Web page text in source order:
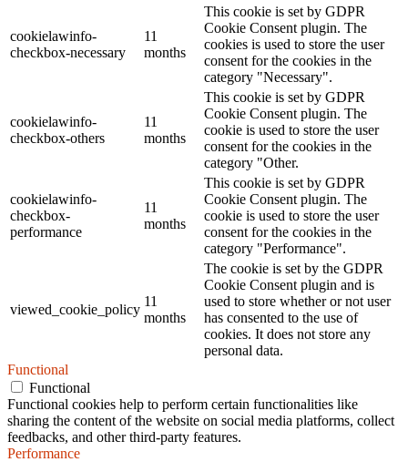
cookielawinfo-
checkbox-necessary
11
months
This cookie is set by GDPR
Cookie Consent plugin. The
cookies is used to store the user
consent for the cookies in the
category "Necessary".
cookielawinfo-
checkbox-others
11
months
This cookie is set by GDPR
Cookie Consent plugin. The
cookie is used to store the user
consent for the cookies in the
category "Other.
cookielawinfo-
checkbox-
performance
11
months
This cookie is set by GDPR
Cookie Consent plugin. The
cookie is used to store the user
consent for the cookies in the
category "Performance".
viewed_cookie_policy
11
months
The cookie is set by the GDPR
Cookie Consent plugin and is
used to store whether or not user
has consented to the use of
cookies. It does not store any
personal data.
Functional
Functional
Functional cookies help to perform certain functionalities like
sharing the content of the website on social media platforms, collect
feedbacks, and other third-party features.
Performance